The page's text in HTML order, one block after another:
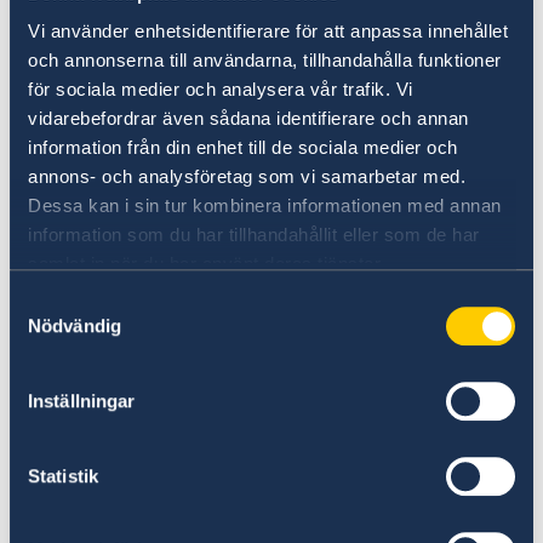
Vi använder enhetsidentifierare för att anpassa innehållet
och annonserna till användarna, tillhandahålla funktioner
för sociala medier och analysera vår trafik. Vi
vidarebefordrar även sådana identifierare och annan
information från din enhet till de sociala medier och
annons- och analysföretag som vi samarbetar med.
Dessa kan i sin tur kombinera informationen med annan
information som du har tillhandahållit eller som de har
Nödvändig
Inställningar
Statistik
Vid olycksfall ska resenärer omgående
kontakta försäkringsbolaget som kan ge
sjukhusen en garanti om att vården täcks av
försäkringen. Vården inleds ofta inte förrän
sjukhuset fått en försäkran från
försäkringsbolaget eller en förhandsbetalning.
Här finns grundläggande information som
gäller för alla länder. I vissa länder gäller
ambassad för mer information.